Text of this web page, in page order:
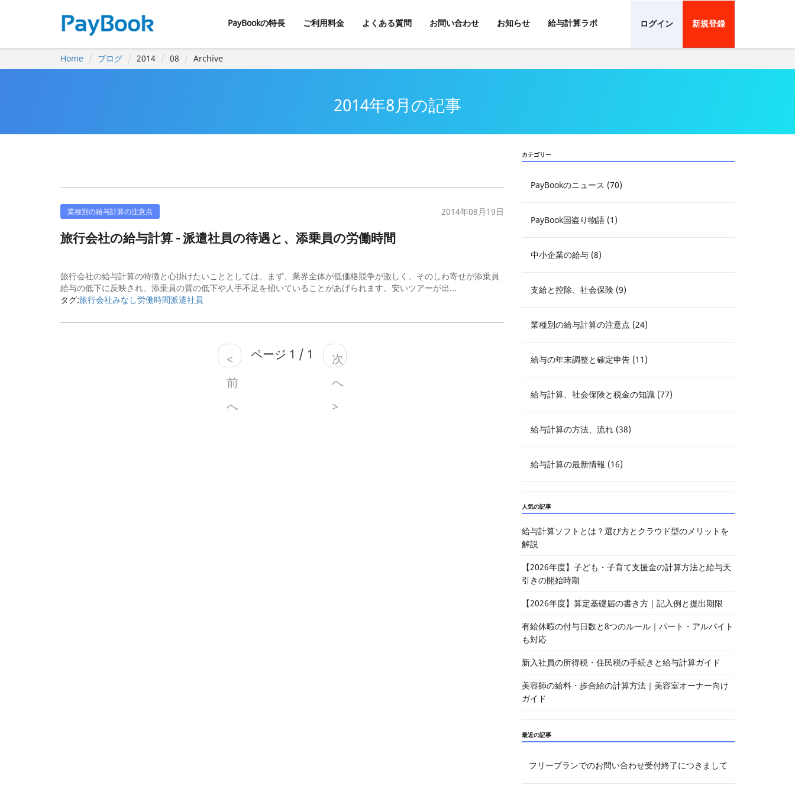
PayBookの特長 ご利用料金 よくある質問 お問い合わせ お知らせ 給与計算ラボ ログイン 新規登録
Home ブログ 2014 08 Archive
2014年8月の記事
業種別の給与計算の注意点 2014年08月19日
旅行会社の給与計算 - 派遣社員の待遇と、添乗員の労働時間
旅行会社の給与計算の特徴と心掛けたいこととしては、まず、業界全体が低価格競争が激しく、そのしわ寄せが添乗員
給与の低下に反映され、添乗員の質の低下や人手不足を招いていることがあげられます。安いツアーが出...
タグ:旅行会社みなし労働時間派遣社員
<
前
へ
ページ 1 / 1
次
へ
>
カテゴリー
PayBookのニュース (70)
PayBook国盗り物語 (1)
中小企業の給与 (8)
支給と控除、社会保険 (9)
業種別の給与計算の注意点 (24)
給与の年末調整と確定申告 (11)
給与計算、社会保険と税金の知識 (77)
給与計算の方法、流れ (38)
給与計算の最新情報 (16)
人気の記事
給与計算ソフトとは？選び方とクラウド型のメリットを
解説
【2026年度】子ども・子育て支援金の計算方法と給与天
引きの開始時期
【2026年度】算定基礎届の書き方｜記入例と提出期限
有給休暇の付与日数と8つのルール｜パート・アルバイト
も対応
新入社員の所得税・住民税の手続きと給与計算ガイド
美容師の給料・歩合給の計算方法｜美容室オーナー向け
ガイド
最近の記事
フリープランでのお問い合わせ受付終了につきまして